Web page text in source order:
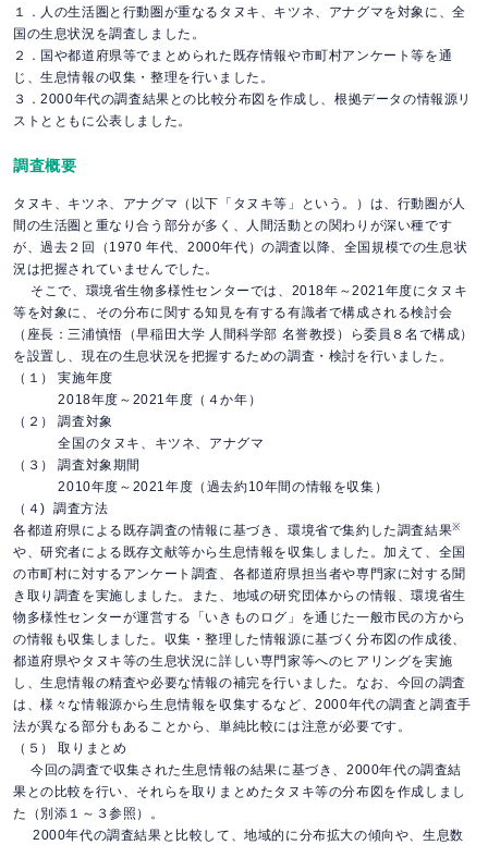
１．人の生活圏と行動圏が重なるタヌキ、キツネ、アナグマを対象に、全
国の生息状況を調査しました。
２．国や都道府県等でまとめられた既存情報や市町村アンケート等を通
じ、生息情報の収集・整理を行いました。
３．2000年代の調査結果との比較分布図を作成し、根拠データの情報源リ
ストとともに公表しました。
調査概要
タヌキ、キツネ、アナグマ（以下「タヌキ等」という。）は、行動圏が人
間の生活圏と重なり合う部分が多く、人間活動との関わりが深い種です
が、過去２回（1970 年代、2000年代）の調査以降、全国規模での生息状
況は把握されていませんでした。
そこで、環境省生物多様性センターでは、2018年～2021年度にタヌキ
等を対象に、その分布に関する知見を有する有識者で構成される検討会
（座長：三浦慎悟（早稲田大学 人間科学部 名誉教授）ら委員８名で構成）
を設置し、現在の生息状況を把握するための調査・検討を行いました。
（１） 実施年度
2018年度～2021年度（４か年）
（２） 調査対象
全国のタヌキ、キツネ、アナグマ
（３） 調査対象期間
2010年度～2021年度（過去約10年間の情報を収集）
（４) 調査方法
各都道府県による既存調査の情報に基づき、環境省で集約した調査結果※
や、研究者による既存文献等から生息情報を収集しました。加えて、全国
の市町村に対するアンケート調査、各都道府県担当者や専門家に対する聞
き取り調査を実施しました。また、地域の研究団体からの情報、環境省生
物多様性センターが運営する「いきものログ」を通じた一般市民の方から
の情報も収集しました。収集・整理した情報源に基づく分布図の作成後、
都道府県やタヌキ等の生息状況に詳しい専門家等へのヒアリングを実施
し、生息情報の精査や必要な情報の補完を行いました。なお、今回の調査
は、様々な情報源から生息情報を収集するなど、2000年代の調査と調査手
法が異なる部分もあることから、単純比較には注意が必要です。
（５） 取りまとめ
今回の調査で収集された生息情報の結果に基づき、2000年代の調査結
果との比較を行い、それらを取りまとめたタヌキ等の分布図を作成しまし
た（別添１～３参照）。
2000年代の調査結果と比較して、地域的に分布拡大の傾向や、生息数